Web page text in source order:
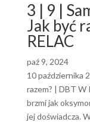
3 | 9 |
Jak być
RELAC
paź 9, 2024
10 października
razem? | DBT W
brzmi jak
jej doświadcza.